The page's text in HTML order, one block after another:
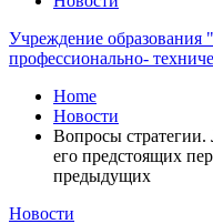
Учреждение образования
профессионально-
Home
Новости
Вопросы стратегии.
его предстоящих
предыдущих
Новости